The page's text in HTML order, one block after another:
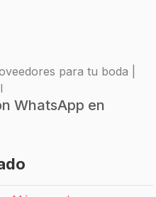
para tu boda |
WhatsApp en